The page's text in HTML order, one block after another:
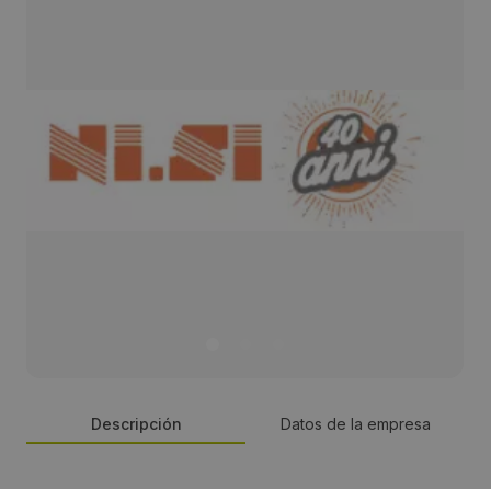
Descripción Datos de la empresa